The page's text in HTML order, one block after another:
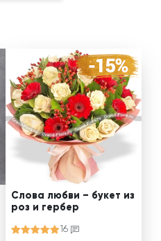
Слова любви – букет из
роз и гербер
16